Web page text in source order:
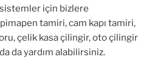
için bizlere
tamiri, cam kapı tamiri,
çelik kasa çilingir, oto çilingir
da yardım alabilirsiniz.